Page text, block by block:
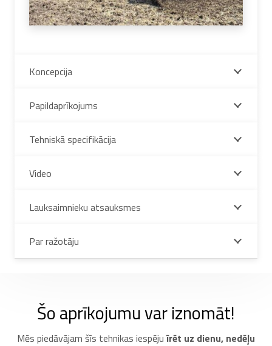
Koncepcija
Papildaprīkojums
Tehniskā specifikācija
Video
Lauksaimnieku atsauksmes
Par ražotāju
Šo aprīkojumu var iznomāt!
Mēs piedāvājam šīs tehnikas iespējuīrēt uz dienu, nedēļu